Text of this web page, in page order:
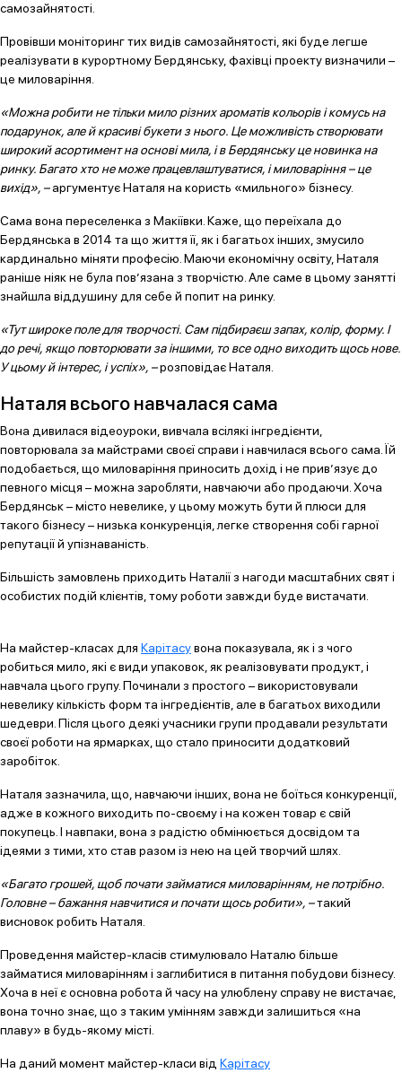
самозайнятості.
Провівши моніторинг тих видів самозайнятості, які буде легше
реалізувати в курортному Бердянську, фахівці проекту визначили –
це миловаріння.
«Можна робити не тільки мило різних ароматів кольорів і комусь на
подарунок, але й красиві букети з нього. Це можливість створювати
широкий асортимент на основі мила, і в Бердянську це новинка на
ринку. Багато хто не може працевлаштуватися, і миловаріння – це
вихід», –аргументує Наталя на користь «мильного» бізнесу.
Сама вона переселенка з Макіївки. Каже, що переїхала до
Бердянська в 2014 та що життя її, як і багатьох інших, змусило
кардинально міняти професію. Маючи економічну освіту, Наталя
раніше ніяк не була пов’язана з творчістю. Але саме в цьому занятті
знайшла віддушину для себе й попит на ринку.
«Тут широке поле для творчості. Сам підбираєш запах, колір, форму. І
до речі, якщо повторювати за іншими, то все одно виходить щось нове.
У цьому й інтерес, і успіх», –розповідає Наталя.
Наталя всього навчалася сама
Вона дивилася відеоуроки, вивчала всілякі інгредієнти,
повторювала за майстрами своєї справи і навчилася всього сама. Їй
подобається, що миловаріння приносить дохід і не прив’язує до
певного місця – можна заробляти, навчаючи або продаючи. Хоча
Бердянськ – місто невелике, у цьому можуть бути й плюси для
такого бізнесу – низька конкуренція, легке створення собі гарної
репутації й упізнаваність.
Більшість замовлень приходить Наталії з нагоди масштабних свят і
особистих подій клієнтів, тому роботи завжди буде вистачати.
На майстер-класах для Карітасувона показувала, як і з чого
робиться мило, які є види упаковок, як реалізовувати продукт, і
навчала цього групу. Починали з простого – використовували
невелику кількість форм та інгредієнтів, але в багатьох виходили
шедеври. Після цього деякі учасники групи продавали результати
своєї роботи на ярмарках, що стало приносити додатковий
заробіток.
Наталя зазначила, що, навчаючи інших, вона не боїться конкуренції,
адже в кожного виходить по-своєму і на кожен товар є свій
покупець. І навпаки, вона з радістю обмінюється досвідом та
ідеями з тими, хто став разом із нею на цей творчий шлях.
«Багато грошей, щоб почати займатися миловарінням, не потрібно.
Головне – бажання навчитися и почати щось робити», –такий
висновок робить Наталя.
Проведення майстер-класів стимулювало Наталю більше
займатися миловарінням і заглибитися в питання побудови бізнесу.
Хоча в неї є основна робота й часу на улюблену справу не вистачає,
вона точно знає, що з таким умінням завжди залишиться «на
плаву» в будь-якому місті.
На даний момент майстер-класи від Карітасу